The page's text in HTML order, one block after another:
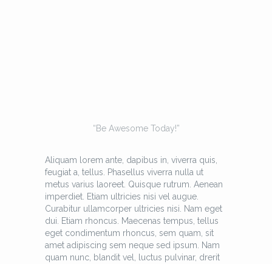
“Be Awesome Today!”
Aliquam lorem ante, dapibus in, viverra quis,
feugiat a, tellus. Phasellus viverra nulla ut
metus varius laoreet. Quisque rutrum. Aenean
imperdiet. Etiam ultricies nisi vel augue.
Curabitur ullamcorper ultricies nisi. Nam eget
dui. Etiam rhoncus. Maecenas tempus, tellus
eget condimentum rhoncus, sem quam, sit
amet adipiscing sem neque sed ipsum. Nam
quam nunc, blandit vel, luctus pulvinar, drerit